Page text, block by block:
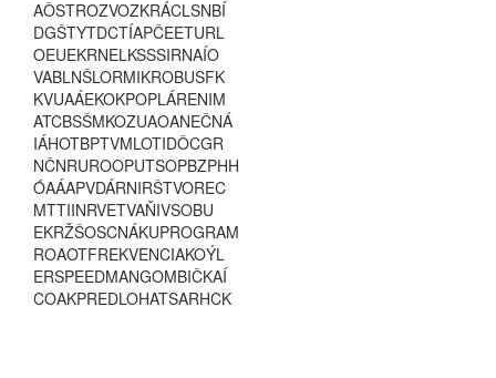
AÔSTROZVOZKRÁCLSNBÍ
DGŠTYTDCTÍAPČEETURL
OEUEKRNELKSSSIRNAÍO
VABLNŠLORMIKROBUSFK
KVUAÁEKOKPOPLÁRENIM
ATCBSŠMKOZUAOANEČNÁ
IÁHOTBPTVMLOTIDÔCGR
NČNRUROOPUTSOPBZPHH
ÓAÁAPVDÁRNIRŠTVOREC
MTTIINRVETVAŇIVSOBU
EKRŽŠOSCNÁKUPROGRAM
ROAOTFREKVENCIAKOÝL
ERSPEEDMANGOMBIČKAÍ
COAKPREDLOHATSARHCK